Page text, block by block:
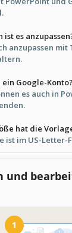
ist es
anzupassen mit
ein Google-Konto?
es auch in
hat die
ist im US-Letter-
und
1